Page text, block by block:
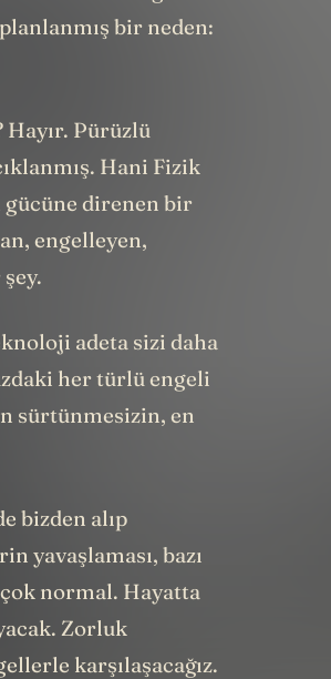
bir neden:
Hayır. Pürüzlü
Hani Fizik
direnen bir
engelleyen,
adeta sizi daha
her türlü engeli
sürtünmesizin, en
bizden alıp
yavaşlaması, bazı
normal. Hayatta
Zorluk
karşılaşacağız.